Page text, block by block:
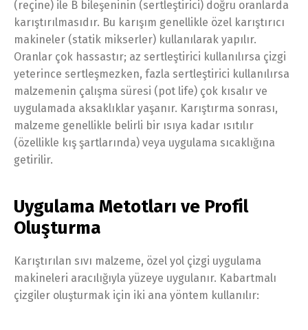
(reçine) ile B bileşeninin (sertleştirici) doğru oranlarda
karıştırılmasıdır. Bu karışım genellikle özel karıştırıcı
makineler (statik mikserler) kullanılarak yapılır.
Oranlar çok hassastır; az sertleştirici kullanılırsa çizgi
yeterince sertleşmezken, fazla sertleştirici kullanılırsa
malzemenin çalışma süresi (pot life) çok kısalır ve
uygulamada aksaklıklar yaşanır. Karıştırma sonrası,
malzeme genellikle belirli bir ısıya kadar ısıtılır
(özellikle kış şartlarında) veya uygulama sıcaklığına
getirilir.
Uygulama Metotları ve Profil
Oluşturma
Karıştırılan sıvı malzeme, özel yol çizgi uygulama
makineleri aracılığıyla yüzeye uygulanır. Kabartmalı
çizgiler oluşturmak için iki ana yöntem kullanılır: